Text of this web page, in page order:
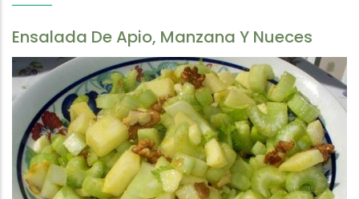
Ensalada De Apio, Manzana Y Nueces